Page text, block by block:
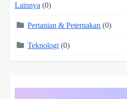
Lainnya (0)
Pertanian & Peternakan (0)
Teknologi (0)